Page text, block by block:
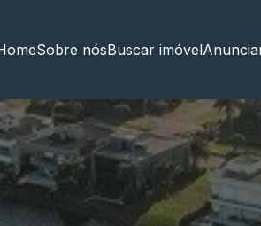
Sobre nósBuscar imóvel